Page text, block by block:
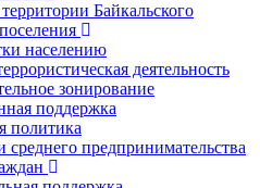
Байкальского
населению
деятельность
зонирование
поддержка
политика
среднего предпринимательства